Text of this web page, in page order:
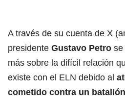
A través de su cuenta de X
presidente Gustavo Petro se
más sobre la difícil relación
existe con el ELN debido al
cometido contra un